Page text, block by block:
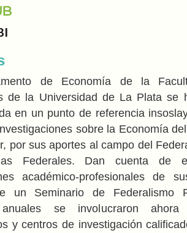
de Economía de la
de la Universidad de La Plata se
en un punto de referencia
sobre la Economía
por sus aportes al campo del
Federales. Dan cuenta de
académico-profesionales de
un Seminario de Federalismo
se involucraron ahora
y centros de investigación